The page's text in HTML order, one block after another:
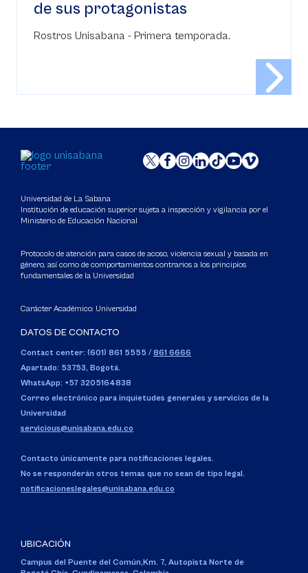
de sus protagonistas
Rostros Unisabana - Primera temporada.
Universidad de La Sabana
Institución de educación superior sujeta a inspección y vigilancia por el
Ministerio de Educación Nacional
Protocolo de atención para casos de acoso, violencia sexual y basada en
género, así como de comportamientos contrarios a los principios
fundamentales de la Universidad
Carácter Académico: Universidad
DATOS DE CONTACTO
Contact center: (601) 861 5555 / 861 6666
Apartado: 53753, Bogotá.
WhatsApp: +57 3205164838
Correo electrónico para inquietudes generales y servicios de la
Universidad
servicious@unisabana.edu.co
Contacto únicamente para notificaciones legales.
No se responderán otros temas que no sean de tipo legal.
notificacioneslegales@unisabana.edu.co
UBICACIÓN
Campus del Puente del Común,Km. 7, Autopista Norte de